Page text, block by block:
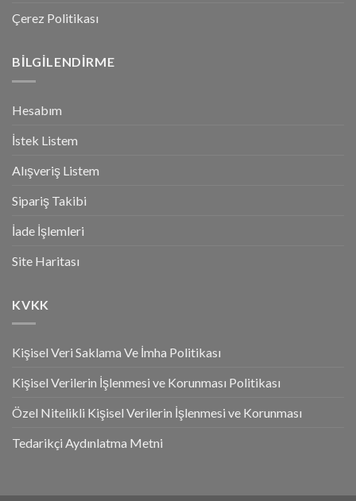
Çerez Politikası
BILGILENDIRME
Hesabım
İstek Listem
Alışveriş Listem
Sipariş Takibi
İade İşlemleri
Site Haritası
KVKK
Kişisel Veri Saklama Ve İmha Politikası
Kişisel Verilerin İşlenmesi ve Korunması Politikası
Özel Nitelikli Kişisel Verilerin İşlenmesi ve Korunması
Tedarikçi Aydınlatma Metni